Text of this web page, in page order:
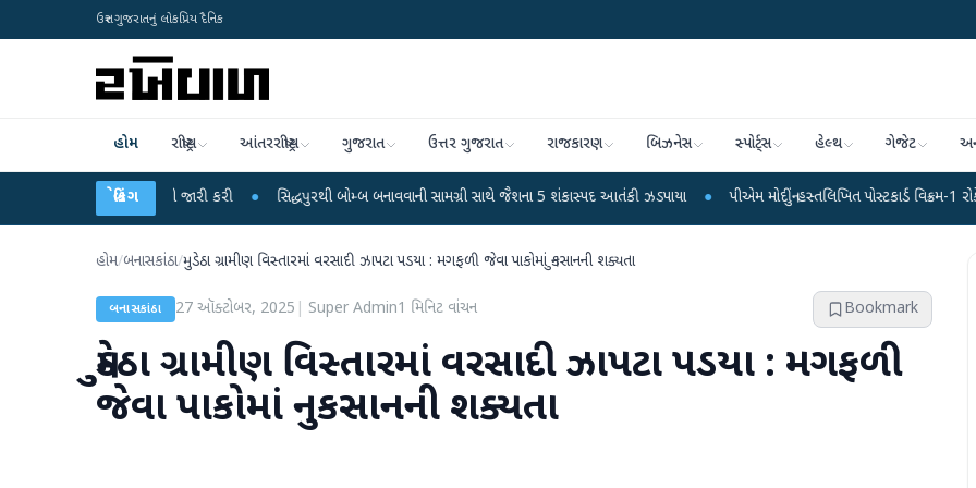
ઉત્તર ગુજરાતનું લોકપ્રિય દૈનિક
હોમ રાષ્ટ્રીય આંતરરાષ્ટ્રીય ગુજરાત ઉત્તર ગુજરાત રાજકારણ બિઝનેસ સ્પોર્ટ્સ હેલ્થ ગેજેટ
બ્રેકિંગ
ચેતવણી જારી કરી સિદ્ધપુરથી બોમ્બ બનાવવાની સામગ્રી સાથે જૈશના 5 શંકાસ્પદ આતંકી ઝડપાયા ● પીએમ મોદીનું હસ્તલિખિત પોસ્ટકાર્ડ વિક્રમ-1 રોકેટમાં
હોમ/બનાસકાંઠા/મુડેઠા ગ્રામીણ વિસ્તારમાં વરસાદી ઝાપટા પડયા : મગફળી જેવા પાકોમાં નુકસાનની શક્યતા
બનાસકાંઠા 27 ઑક્ટોબર, 2025 Super Admin1 મિનિટ વાંચન Bookmark
મુડેઠા ગ્રામીણ વિસ્તારમાં વરસાદી ઝાપટા પડયા : મગફળી
જેવા પાકોમાં નુકસાનની શક્યતા